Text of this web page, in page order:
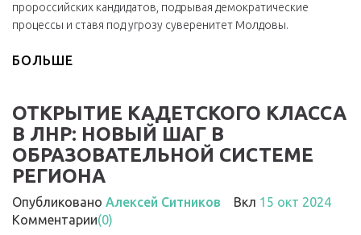
пророссийских кандидатов, подрывая демократические
процессы и ставя под угрозу суверенитет Молдовы.
БОЛЬШЕ
ОТКРЫТИЕ КАДЕТСКОГО КЛАССА
В ЛНР: НОВЫЙ ШАГ В
ОБРАЗОВАТЕЛЬНОЙ СИСТЕМЕ
РЕГИОНА
Опубликовано Алексей Ситников Вкл 15 окт 2024
Комментарии(0)